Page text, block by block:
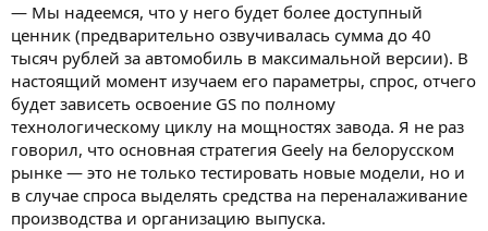
— Мы надеемся, что у него будет более доступный
ценник (предварительно озвучивалась сумма до 40
тысяч рублей за автомобиль в максимальной версии). В
настоящий момент изучаем его параметры, спрос, отчего
будет зависеть освоение GS по полному
технологическому циклу на мощностях завода. Я не раз
говорил, что основная стратегия Geely на белорусском
рынке — это не только тестировать новые модели, но и
в случае спроса выделять средства на переналаживание
производства и организацию выпуска.